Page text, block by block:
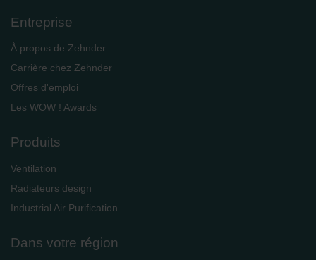
Entreprise
À propos de Zehnder
Carrière chez Zehnder
Offres d'emploi
Les WOW ! Awards
Produits
Ventilation
Radiateurs design
Industrial Air Purification
Dans votre région